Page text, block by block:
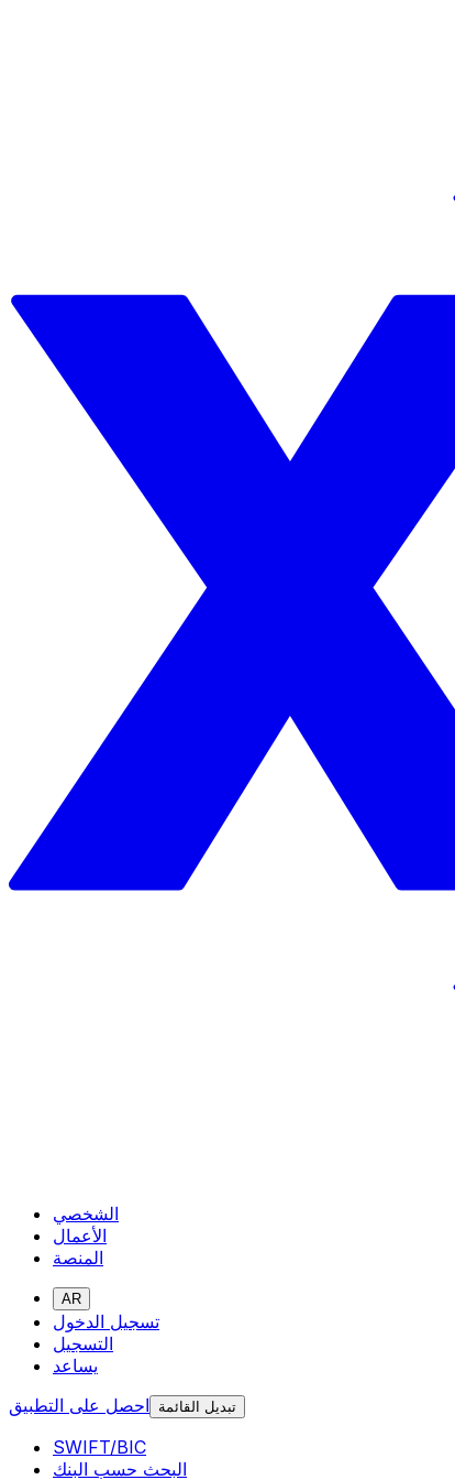
الشخصي
الأعمال
المنصة
AR
تسجيل الدخول
التسجيل
يساعد
احصل على التطبيق
تبديل القائمة
SWIFT/BIC
البحث حسب البنك